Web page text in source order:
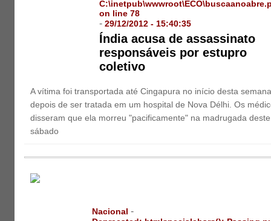
on line78
-29/12/2012 - 15:40:35
Índia acusa de assassinato
responsáveis por estupro
coletivo
A vítima foi transportada até Cingapura no início desta
depois de ser tratada em um hospital de Nova Délhi. Os
disseram que ela morreu "pacificamente" na madrugada deste
sábado
Nacional -